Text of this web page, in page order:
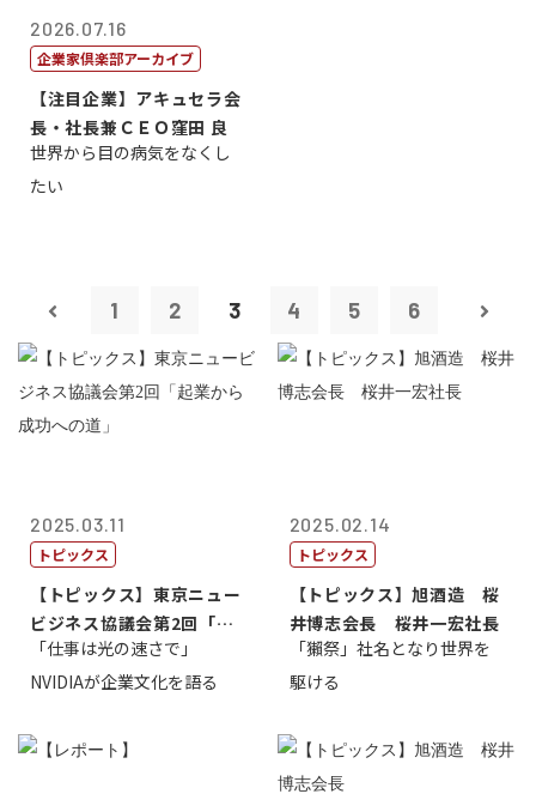
2026.07.16
企業家倶楽部アーカイブ
【注目企業】アキュセラ会
長・社長兼ＣＥＯ窪田 良
世界から目の病気をなくし
たい
1 2 3 4 5 6
2025.03.11
トピックス
【トピックス】東京ニュー
ビジネス協議会第2回「起
業から成功へ...
「仕事は光の速さで」
NVIDIAが企業文化を語る
2025.02.14
トピックス
【トピックス】旭酒造 桜
井博志会長 桜井一宏社長
「獺祭」社名となり世界を
駆ける